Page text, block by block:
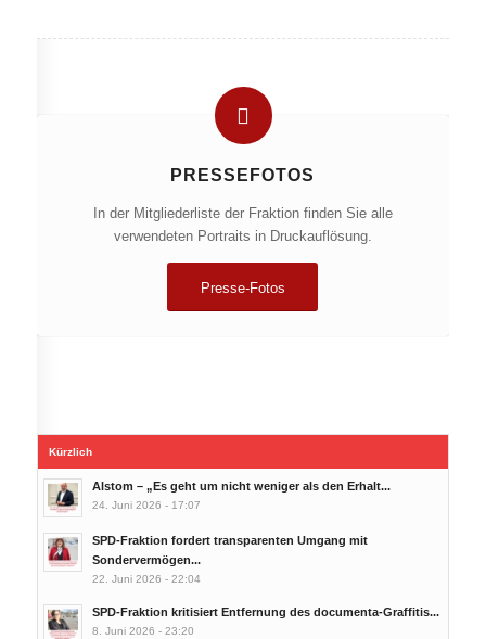
PRESSEFOTOS
In der Mitgliederliste der Fraktion finden Sie alle
verwendeten Portraits in Druckauflösung.
Presse-Fotos
Kürzlich
Alstom – „Es geht um nicht weniger als den Erhalt...
24. Juni 2026 - 17:07
SPD-Fraktion fordert transparenten Umgang mit
Sondervermögen...
22. Juni 2026 - 22:04
SPD-Fraktion kritisiert Entfernung des documenta-Graffitis...
8. Juni 2026 - 23:20